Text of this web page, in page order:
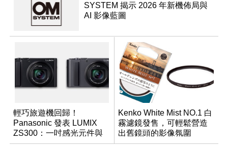
SYSTEM 揭示 2026 年新機佈局與
AI 影像藍圖
輕巧旅遊機回歸！
Panasonic 發表 LUMIX
ZS300：一吋感光元件與
15 倍光學變焦
Kenko White Mist NO.1 白
霧濾鏡發售，可輕鬆營造
出舊鏡頭的影像氛圍